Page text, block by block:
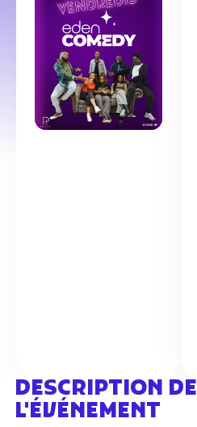
DESCRIPTION DE
L'ÉVÉNEMENT